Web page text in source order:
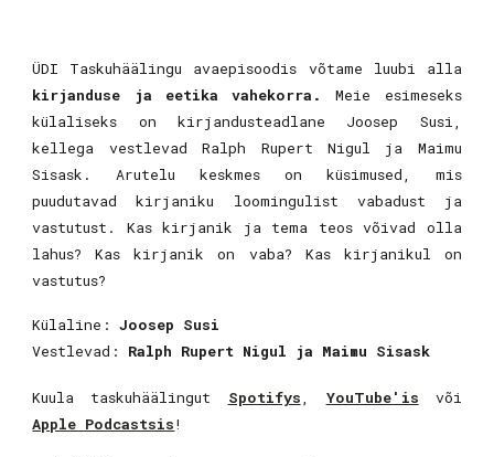
ÜDI Taskuhäälingu avaepisoodis võtame luubi alla
kirjanduse ja eetika
vahekorra.
Meie esimeseks
külaliseks on kirjandusteadlane Joosep Susi,
kellega vestlevad Ralph Rupert Nigul ja Maimu
Sisask. Arutelu keskmes on küsimused, mis
puudutavad kirjaniku loomingulist vabadust ja
vastutust. Kas kirjanik ja tema teos võivad olla
lahus? Kas kirjanik on vaba? Kas kirjanikul on
vastutus?
Külaline:Joosep Susi
Vestlevad: Ralph Rupert Nigul ja Maimu Sisask
Kuula taskuhäälingut Spotifys, YouTube'is
või
Apple Podcastsis!